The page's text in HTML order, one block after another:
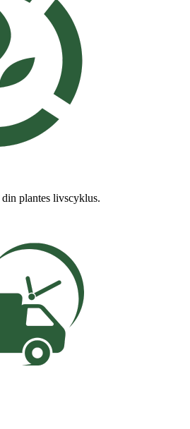
plantes livscyklus.